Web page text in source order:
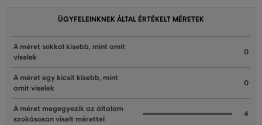
ÜGYFELEINKNEK ÁLTAL ÉRTÉKELT MÉRETEK
A méret sokkal kisebb, mint amit
viselek
0
A méret egy kicsit kisebb, mint
amit viselek
0
A méret megegyezik az általam
szokásosan viselt mérettel
4